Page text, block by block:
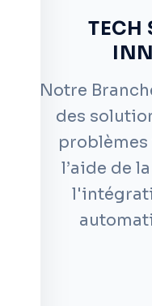
TECH
Notre
des
problèmes
l’aide de